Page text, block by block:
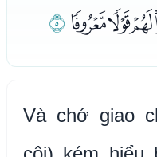
ﯤ
Và chớ giao